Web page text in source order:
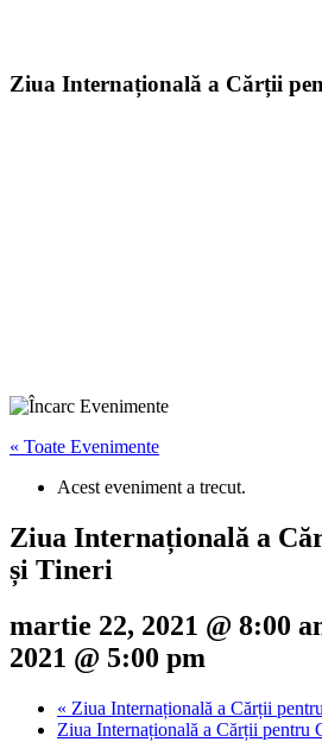
Ziua Internațională a Cărții
« Toate Evenimente
Acest eveniment a trecut.
Ziua Internațională a
și Tineri
martie 22, 2021 @ 8:00
2021 @ 5:00 pm
« Ziua Internațională a Cărții
Ziua Internațională a Cărții pentru